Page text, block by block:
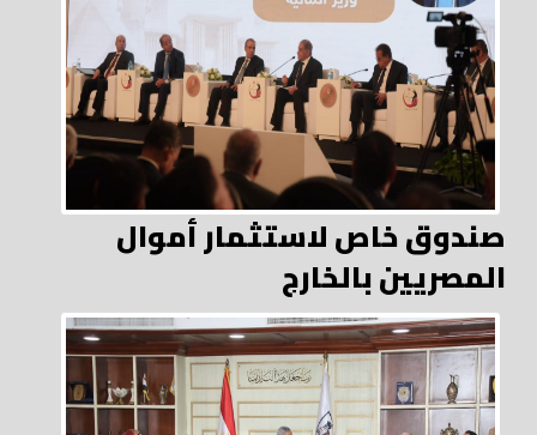
صندوق خاص لاستثمار أموال
المصريين بالخارج